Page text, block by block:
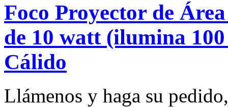
Foco Proyector de
de 10 watt (ilumina
Cálido
Llámenos y haga su